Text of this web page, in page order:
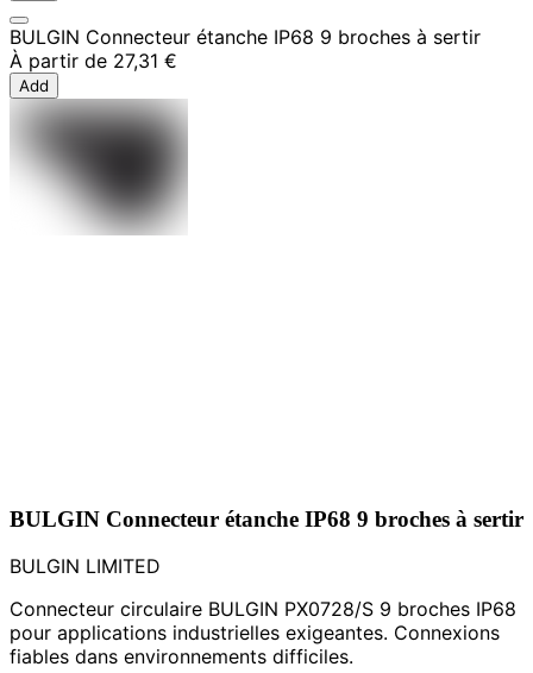
BULGIN Connecteur étanche IP68 9 broches à sertir
À partir de 27,31 €
Add
BULGIN Connecteur étanche IP68 9 broches à sertir
BULGIN LIMITED
Connecteur circulaire BULGIN PX0728/S 9 broches IP68
pour applications industrielles exigeantes. Connexions
fiables dans environnements difficiles.